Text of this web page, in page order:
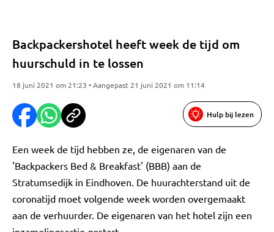
Backpackershotel heeft week de tijd om
huurschuld in te lossen
18 juni 2021 om 21:23 • Aangepast 21 juni 2021 om 11:14
Hulp bij lezen
Een week de tijd hebben ze, de eigenaren van de
'Backpackers Bed & Breakfast' (BBB) aan de
Stratumsedijk in Eindhoven. De huurachterstand uit de
coronatijd moet volgende week worden overgemaakt
aan de verhuurder. De eigenaren van het hotel zijn een